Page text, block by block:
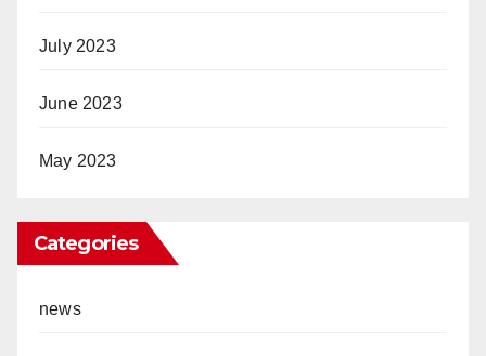
July 2023
June 2023
May 2023
Categories
news